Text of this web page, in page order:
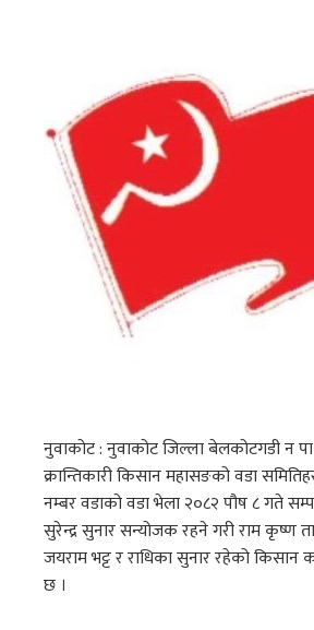
नुवाकोट : नुवाकोट जिल्ला बेलकोटगडी न
क्रान्तिकारी किसान महासङको वडा
नम्बर वडाको वडा भेला २०८२ पौष ८ गते
सुरेन्द्र सुनार सन्योजक रहने गरी राम कृष्ण
जयराम भट्ट र राधिका सुनार रहेको किसान
छ ।